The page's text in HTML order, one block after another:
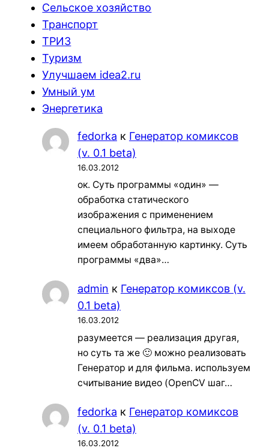
Сельское хозяйство
Транспорт
ТРИЗ
Туризм
Улучшаем idea2.ru
Умный ум
Энергетика
fedorka к Генератор комиксов
(v. 0.1 beta)
16.03.2012
ок. Суть программы «один» —
обработка статического
изображения с применением
специального фильтра, на выходе
имеем обработанную картинку. Суть
программы «два»…
admin к Генератор комиксов (v.
0.1 beta)
16.03.2012
разумеется — реализация другая,
но суть та же 🙂 можно реализовать
Генератор и для фильма. используем
считывание видео (OpenCV шаг…
fedorka к Генератор комиксов
(v. 0.1 beta)
16.03.2012